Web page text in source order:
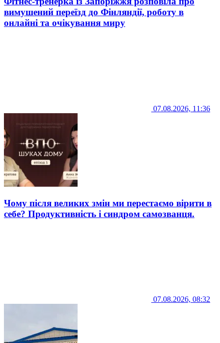
вимушений переїзд до Фінляндії, роботу в
онлайні та очікування миру
07.08.2026, 11:36
Чому після великих змін ми перестаємо вірити в
себе? Продуктивність і синдром самозванця.
07.08.2026, 08:32